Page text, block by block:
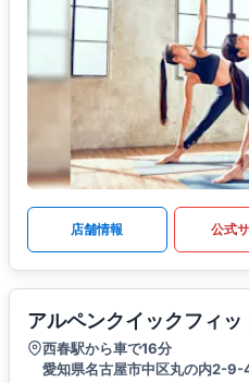
店舗情報 公式
アルペンクイックフィ
西春駅から車で16分
愛知県名古屋市中区丸の内2-